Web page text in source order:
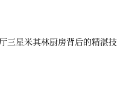
三星米其林厨房背后的精湛技